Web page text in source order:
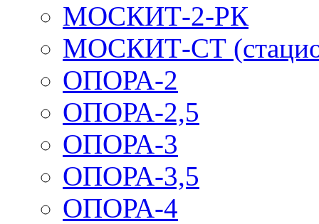
МОСКИТ-2-РК
МОСКИТ-СТ
ОПОРА-2
ОПОРА-2,5
ОПОРА-3
ОПОРА-3,5
ОПОРА-4